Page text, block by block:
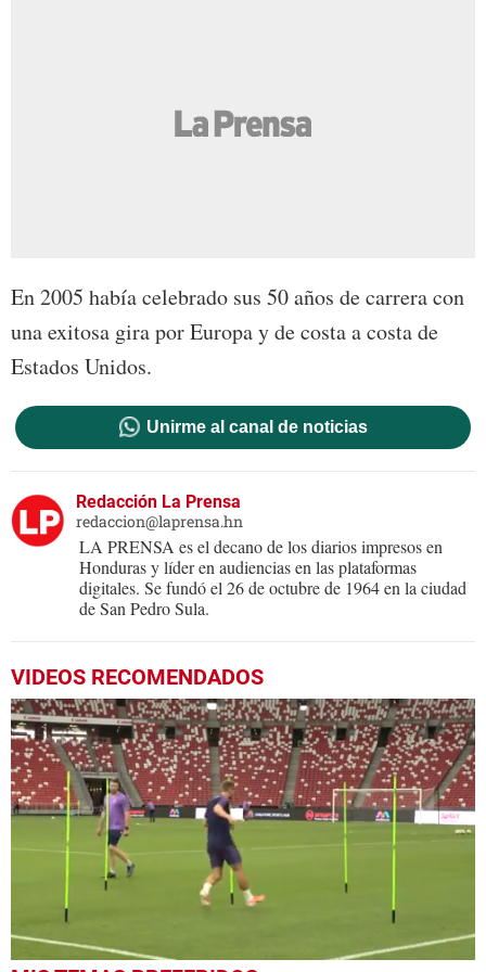
En 2005 había celebrado sus 50 años de carrera con
una exitosa gira por Europa y de costa a costa de
Estados Unidos.
Unirme al canal de noticias
Redacción La Prensa
redaccion@laprensa.hn
LA PRENSA es el decano de los diarios impresos en
Honduras y líder en audiencias en las plataformas
digitales. Se fundó el 26 de octubre de 1964 en la ciudad
de San Pedro Sula.
VIDEOS RECOMENDADOS
0